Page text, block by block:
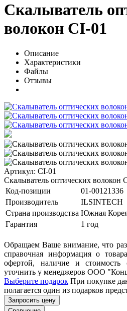
Скалыватель
волокон CI-01
Описание
Характеристики
Файлы
Отзывы
Артикул: CI-01
Скалыватель оптических волокон
Код-позиции
01-00121336
Производитель
ILSINTECH
Страна производства Южная
Гарантия
1 год
Обращаем Ваше внимание, что
справочная информация о
офертой, наличие и стоимость
уточнить у менеджеров ООО
Выберите подарок При покупке
полагается один из подарков
Запросить цену